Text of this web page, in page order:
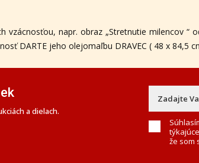
vzácnosťou, napr. obraz „Stretnutie milencov
DARTE jeho olejomaľbu DRAVEC ( 48 x 84,5
a dielach.
že som